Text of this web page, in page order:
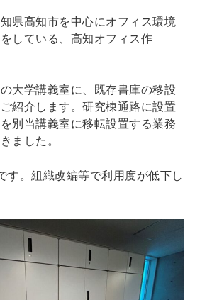
県高知市を中心にオフィス環境
している、高知オフィス作
大学講義室に、既存書庫の移設
紹介します。研究棟通路に設置
別当講義室に移転設置する業務
ました。
す。組織改編等で利用度が低下し